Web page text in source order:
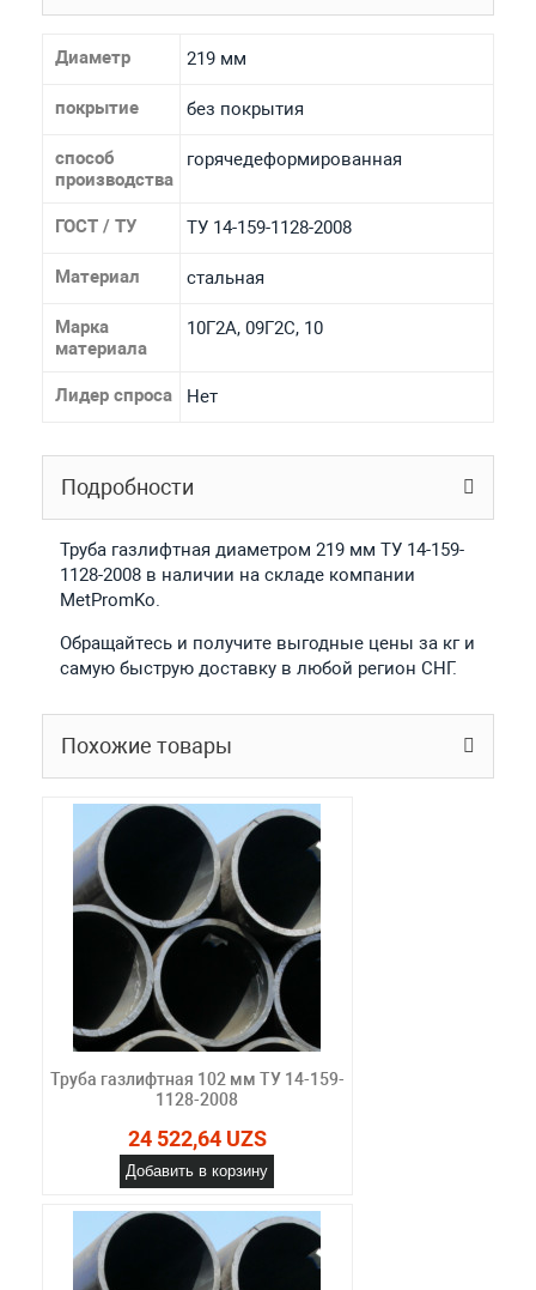
Диаметр 219 мм
покрытие без покрытия
способ
производства
горячедеформированная
ГОСТ / ТУ ТУ 14-159-1128-2008
Материал стальная
Марка
материала
10Г2А, 09Г2С, 10
Лидер спроса Нет
Подробности
Труба газлифтная диаметром 219 мм ТУ 14-159-
1128-2008 в наличии на складе компании
MetPromKo.
Обращайтесь и получите выгодные цены за кг и
самую быструю доставку в любой регион СНГ.
Похожие товары
Труба газлифтная 102 мм ТУ 14-159-
1128-2008
24 522,64 UZS
Добавить в корзину